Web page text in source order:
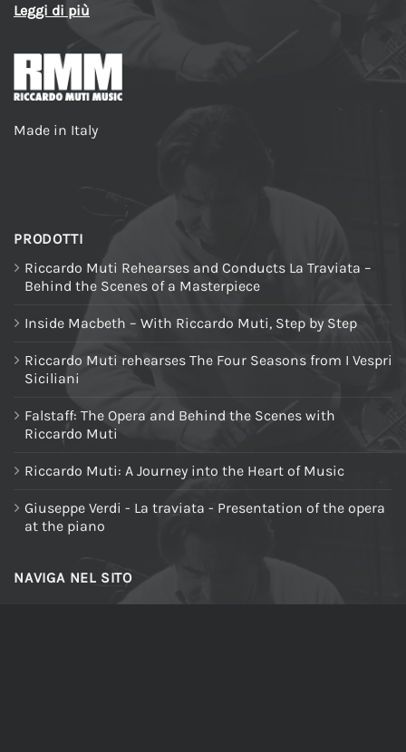
Leggi di più
Made in Italy
PRODOTTI
Riccardo Muti Rehearses and Conducts La Traviata –
Behind the Scenes of a Masterpiece
Inside Macbeth – With Riccardo Muti, Step by Step
Riccardo Muti rehearses The Four Seasons from I Vespri
Siciliani
Falstaff: The Opera and Behind the Scenes with
Riccardo Muti
Riccardo Muti: A Journey into the Heart of Music
Giuseppe Verdi - La traviata - Presentation of the opera
at the piano
NAVIGA NEL SITO